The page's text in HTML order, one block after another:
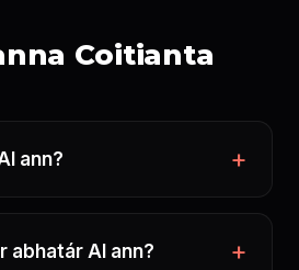
Coitianta
ann?
abhatár AI ann?